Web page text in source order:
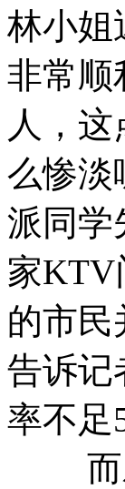
林小姐
非常顺
人，
么惨淡
派同学
家KTV
的市民
告诉记
率不足
而对